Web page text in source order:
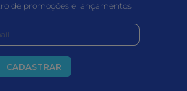
de promoções e lançamentos
CADASTRAR